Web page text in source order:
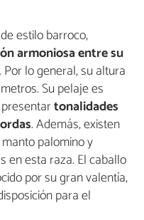
estilo barroco,
armoniosa entre su
. Por lo general, su altura
Su pelaje es
tonalidades
. Además, existen
palomino y
en esta raza. El caballo
por su gran valentía,
para el